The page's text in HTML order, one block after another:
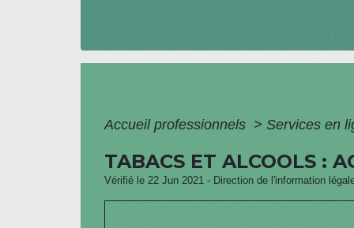
Accueil professionnels > Services en
TABACS ET ALCOOLS :
Vérifié le 22 Jun 2021 - Direction de l'information